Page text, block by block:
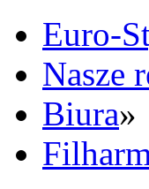
Euro-
Nasze
Biura»